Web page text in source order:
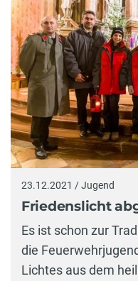
23.12.2021 / Jugend
Friedenslicht
Es ist schon zur
die
Lichtes aus dem